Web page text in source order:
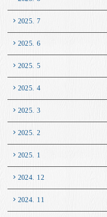
2025. 7
2025. 6
2025. 5
2025. 4
2025. 3
2025. 2
2025. 1
2024. 12
2024. 11